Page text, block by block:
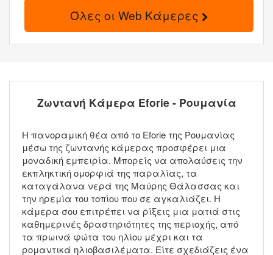
Όλες οι Web Κάμερες
Ζωντανή Κάμερα Eforie - Ρουμανία
Η πανοραμική θέα από το Eforie της Ρουμανίας
μέσω της ζωντανής κάμερας προσφέρει μια
μοναδική εμπειρία. Μπορείς να απολαύσεις την
εκπληκτική ομορφιά της παραλίας, τα
καταγάλανα νερά της Μαύρης Θάλασσας και
την ηρεμία του τοπίου που σε αγκαλιάζει. Η
κάμερα σου επιτρέπει να ρίξεις μια ματιά στις
καθημερινές δραστηριότητες της περιοχής, από
τα πρωινά φώτα του ηλίου μέχρι και τα
ρομαντικά ηλιοβασιλέματα. Είτε σχεδιάζεις ένα